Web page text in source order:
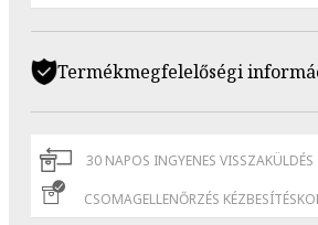
Termékmegfelelőségi
30 NAPOS INGYENES VISSZAKÜLDÉS
CSOMAGELLENŐRZÉS